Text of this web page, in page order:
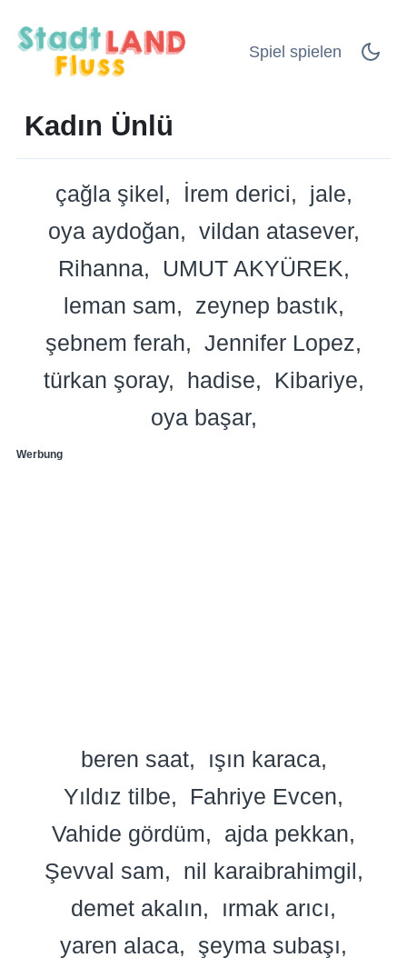
Spiel spielen
Kadın Ünlü
çağla şikel İrem derici
jale
oya aydoğan
vildan atasever
Rihanna
UMUT AKYÜREK
leman sam
zeynep bastık
şebnem ferah
Jennifer Lopez
türkan şoray
hadise
Kibariye
oya başar
Werbung
beren saat
ışın karaca
Yıldız tilbe
Fahriye Evcen
Vahide gördüm
ajda pekkan
Şevval sam
nil karaibrahimgil
demet akalın
ırmak arıcı
yaren alaca
şeyma subaşı